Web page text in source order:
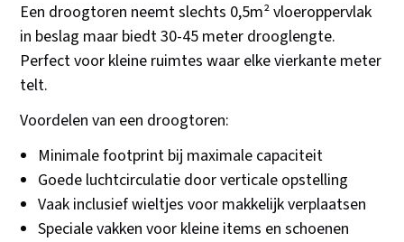
Een droogtoren neemt slechts 0,5m² vloeroppervlak
in beslag maar biedt 30-45 meter drooglengte.
Perfect voor kleine ruimtes waar elke vierkante meter
telt.
Voordelen van een droogtoren:
Minimale footprint bij maximale capaciteit
Goede luchtcirculatie door verticale opstelling
Vaak inclusief wieltjes voor makkelijk verplaatsen
Speciale vakken voor kleine items en schoenen